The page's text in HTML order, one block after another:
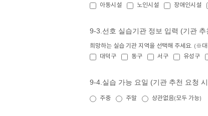
아동시설
노인시설 장애인시설
9-3.선호 실습기관 정보 입력 (기관 추
희망하는 실습 기관 지역을 선택해 주세요. (※
대덕구
동구 서구 유성구
9-4.실습 가능 요일 (기관 추천 요청
주중 주말 상관없음(모두 가능)